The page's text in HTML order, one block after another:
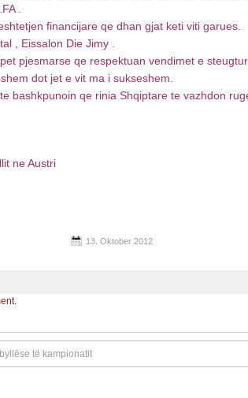
.
financijare qe dhan gjat keti viti garues.
, Eissalon Die Jimy .
pjesmarse qe respektuan vendimet e
dot jet e vit ma i sukseshem.
bashkpunoin qe rinia Shqiptare te vazhdon
ne Austri
13. Oktober 2012
të kampionatit